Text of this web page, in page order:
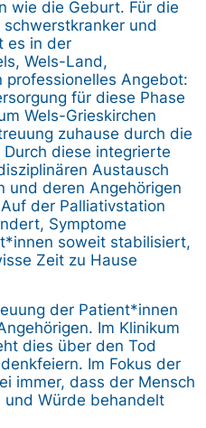
wie die Geburt. Für die
und
es in der
Wels-Land,
professionelles Angebot:
für diese Phase
Wels-Grieskirchen
zuhause durch die
diese integrierte
Austausch
und deren Angehörigen
der Palliativstation
Symptome
soweit stabilisiert,
Zeit zu Hause
der Patient*innen
Im Klinikum
dies über den Tod
Im Fokus der
immer, dass der Mensch
und Würde behandelt